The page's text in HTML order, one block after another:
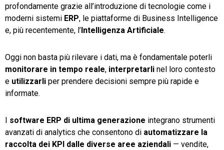
profondamente grazie all’introduzione di tecnologie come i
moderni sistemi ERP, le piattaforme di Business Intelligence
e, più recentemente, l’ Intelligenza Artificiale.
Oggi non basta più rilevare i dati, ma è fondamentale poterli
monitorare in tempo reale, interpretarli nel loro contesto
e utilizzarli per prendere decisioni sempre più rapide e
informate.
software ERP di ultima generazione integrano strumenti
avanzati di analytics che consentono di automatizzare la
raccolta dei KPI dalle diverse aree aziendali — vendite,